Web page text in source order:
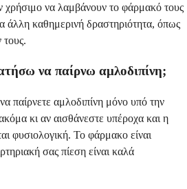
να λαμβάνουν το φάρμακό τους
άλλη καθημερινή δραστηριότητα, όπως
τους.
να παίρνω αμλοδιπίνη;
παίρνετε αμλοδιπίνη μόνο υπό την
κι αν αισθάνεστε υπέροχα και η
φυσιολογική. Το φάρμακο είναι
σας πίεση είναι καλά